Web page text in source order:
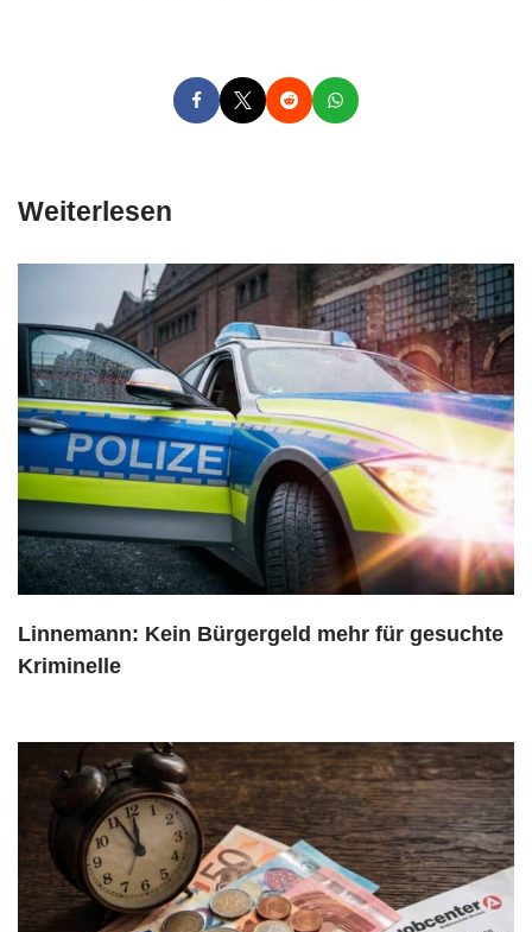
Weiterlesen
Linnemann: Kein Bürgergeld mehr für gesuchte
Kriminelle